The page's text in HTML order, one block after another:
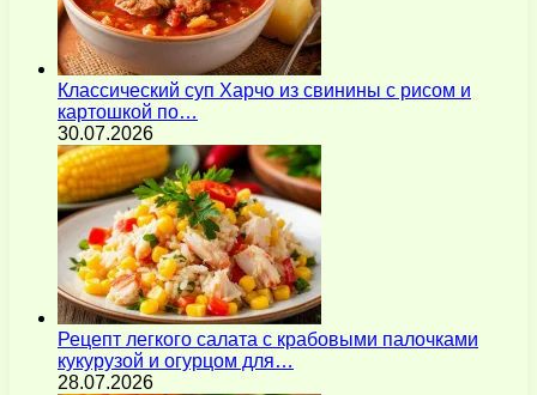
Классический суп Харчо из свинины с рисом и
картошкой по…
30.07.2026
Рецепт легкого салата с крабовыми палочками
кукурузой и огурцом для…
28.07.2026